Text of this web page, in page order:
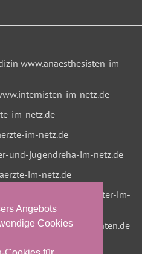
Angebots
Cookies
www.anaesthesisten-im-
im-netz.de
im-netz.de
im-netz.de
und-jugendreha-im-netz.de
im-netz.de
und-psychiater-im-
hilft-krebspatienten.de